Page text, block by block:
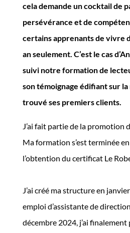
cela demande un cocktail de
persévérance et de
certains apprenants de vivre
an seulement. C’est le cas
suivi notre formation de
son témoignage édifiant sur
trouvé ses premiers clients.
J’ai fait partie de la promotion
Ma formation s’est terminée
l’obtention du certificat Le
J’ai créé ma structure en
emploi d’assistante de
décembre 2024, j’ai